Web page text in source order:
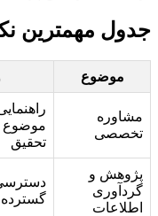
جدول مهمترین
موضوع
مشاوره
تخصصی
تحقیق
پژوهش و
گردآوری
اطلاعات
دسترسی
گسترده